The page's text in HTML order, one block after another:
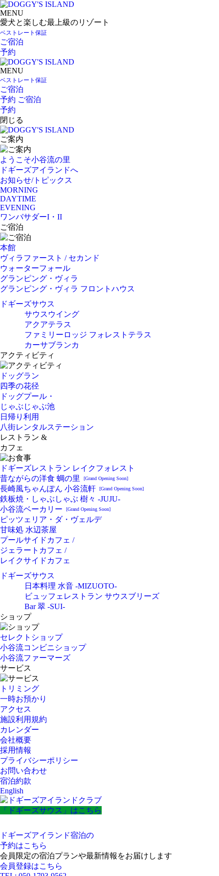
MENU
愛犬と楽しむ最上級のリゾート
ベストレート保証
ご宿泊
予約
MENU
ベストレート保証
ご宿泊
予約 ご宿泊
予約
閉じる
ご案内
ようこそ小谷流の里
ドギーズアイランドへ
お知らせ/トピックス
MORNING
DAYTIME
EVENING
ワンバサダーI・II
ご宿泊
本館
ヴィラファースト / セカンド
ウォーターフォール
グランピング・ヴィラ
グランピング・ヴィラ フロントハウス
ドギーズサウス
サウスウイング
アクアテラス
ファミリーロッジ フォレストテラス
カーサブランカ
アクティビティ
ドッグラン
四季の花径
ドッグプール・
じゃぶじゃぶ池
日帰り利用
八街レンタルステーション
レストラン &
カフェ
ドギーズレストラン レイクフォレスト
昔ながらの洋食 蜩の里
[Grand Opening Soon]
長崎風ちゃんぽん 小谷流軒 [Grand Opening Soon]
鉄板焼・しゃぶしゃぶ 樹々 -JUJU-
小谷流ベーカリー
[Grand Opening Soon]
ピッツェリア・ダ・ヴェルデ
甘味処 水辺茶屋
プールサイドカフェ /
ジェラートカフェ /
レイクサイドカフェ
ドギーズサウス
日本料理 水音 -MIZUOTO-
ビュッフェレストラン サウスブリーズ
Bar 翠 -SUI-
ショップ
セレクトショップ
小谷流コンビニショップ
小谷流ファーマーズ
サービス
トリミング
一時お預かり
アクセス
施設利用規約
カレンダー
会社概要
採用情報
プライバシーポリシー
お問い合わせ
宿泊約款
English
「ドギーズサウス」はこちら
ドギーズアイランド宿泊の
予約はこちら
会員限定の宿泊プランや最新情報をお届けします
会員登録はこちら